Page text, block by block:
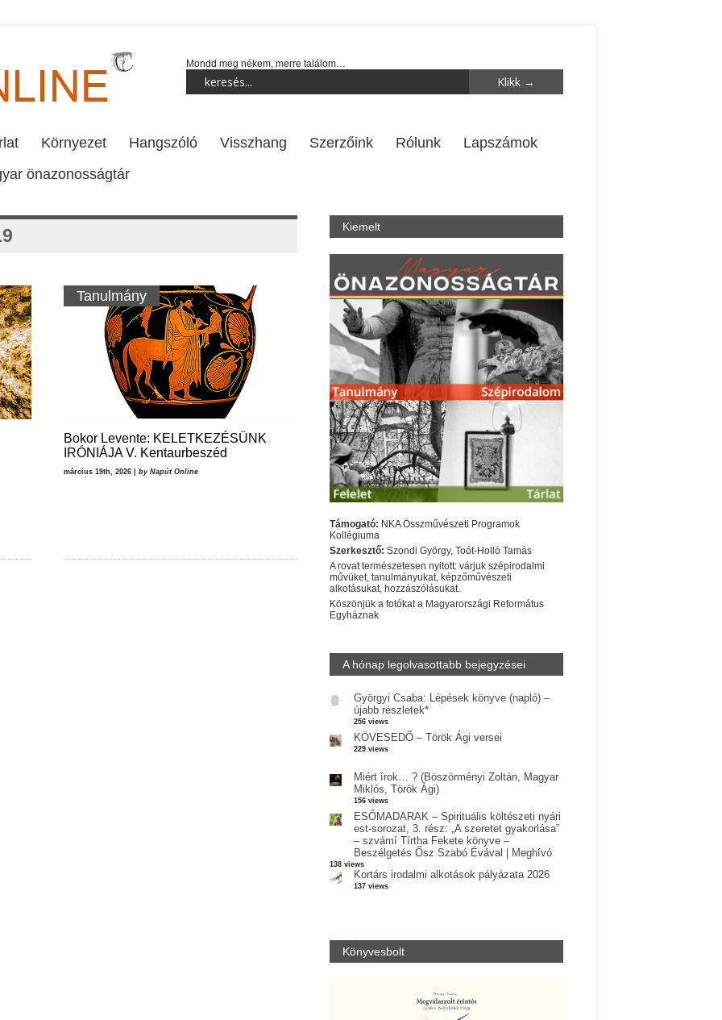
Mondd meg nékem, merre találom…
Környezet Hangszóló Visszhang Szerzőink Rólunk
Lapszámok
önazonosságtár
Tanulmány
Bokor Levente: KELETKEZÉSÜNK
IRÓNIÁJA V. Kentaurbeszéd
március 19th, 2026 | by Napút Online
Kiemelt
Támogató: NKA Összművészeti Programok
Kollégiuma
Szerkesztő: Szondi György, Toót-Holló Tamás
A rovat természetesen nyitott: várjuk szépirodalmi
művüket, tanulmányukat, képzőművészeti
alkotásukat, hozzászólásukat.
Köszönjük a fotókat a Magyarországi Református
Egyháznak
A hónap legolvasottabb bejegyzései
Györgyi Csaba: Lépések könyve (napló) –
újabb részletek*
256 views
KÖVESEDŐ – Török Ági versei
229 views
Miért írok… ? (Böszörményi Zoltán, Magyar
Miklós, Török Ági)
156 views
ESŐMADARAK – Spirituális költészeti nyári
est-sorozat, 3. rész: „A szeretet gyakorlása”
– szvámí Tírtha Fekete könyve –
Beszélgetés Ősz Szabó Évával | Meghívó
138 views
Kortárs irodalmi alkotások pályázata 2026
137 views
Könyvesbolt